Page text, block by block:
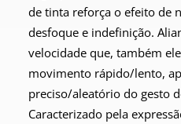
de tinta reforça o efeito de
desfoque e indefinição.
velocidade que, também
movimento rápido/lento,
preciso/aleatório do gesto
Caracterizado pela